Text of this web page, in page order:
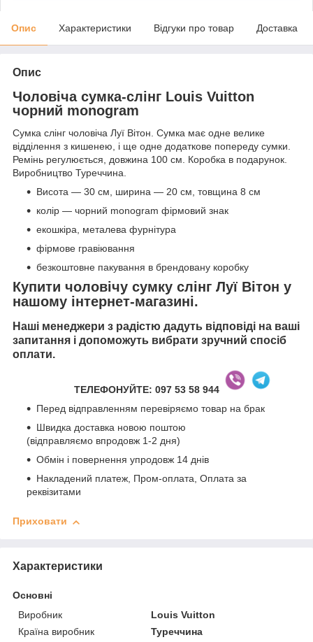
Опис Характеристики Відгуки про товар Доставка
Опис
Чоловіча сумка-слінг Louis Vuitton
чорний monogram
Сумка слінг чоловіча Луї Вітон. Сумка має одне велике
відділення з кишенею, і ще одне додаткове попереду сумки.
Ремінь регулюється, довжина 100 см. Коробка в подарунок.
Виробництво Туреччина.
Висота — 30 см, ширина — 20 см, товщина 8 см
колір — чорний monogram фірмовий знак
екошкіра, металева фурнітура
фірмове гравіювання
безкоштовне пакування в брендовану коробку
Купити чоловічу сумку слінг Луї Вітон у
нашому інтернет-магазині.
Наші менеджери з радістю дадуть відповіді на ваші
запитання і допоможуть вибрати зручний спосіб
оплати.
ТЕЛЕФОНУЙТЕ: 097 53 58 944
Перед відправленням перевіряємо товар на брак
Швидка доставка новою поштою
(відправляємо впродовж 1-2 дня)
Обмін і повернення упродовж 14 днів
Накладений платеж, Пром-оплата, Оплата за
реквізитами
Приховати
Характеристики
Основні
Виробник
Louis Vuitton
Країна виробник
Туреччина